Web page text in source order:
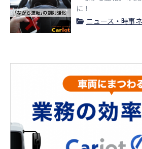
に！
ニュース・時事